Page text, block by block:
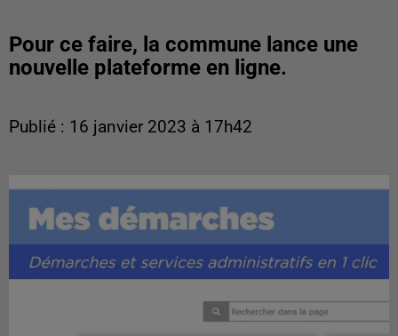
Pour ce faire, la commune lance une
nouvelle plateforme en ligne.
Publié : 16 janvier 2023 à 17h42